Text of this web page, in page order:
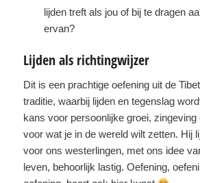
lijden treft als jou of bij te dragen
ervan?
Lijden als richtingwijzer
Dit is een prachtige oefening uit de
traditie, waarbij lijden en tegenslag
kans voor persoonlijke groei, zingeving
voor wat je in de wereld wilt zetten. Hij
voor ons westerlingen, met ons idee
leven, behoorlijk lastig. Oefening,